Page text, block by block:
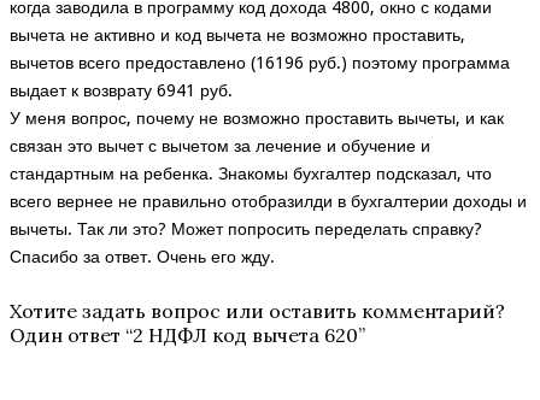
когда заводила в программу код дохода 4800, окно с кодами
вычета не активно и код вычета не возможно проставить,
вычетов всего предоставлено (16196 руб.) поэтому программа
выдает к возврату 6941 руб.
У меня вопрос, почему не возможно проставить вычеты, и как
связан это вычет с вычетом за лечение и обучение и
стандартным на ребенка. Знакомы бухгалтер подсказал, что
всего вернее не правильно отобразилди в бухгалтерии доходы и
вычеты. Так ли это? Может попросить переделать справку?
Спасибо за ответ. Очень его жду.
Хотите задать вопрос или оставить комментарий?
Один ответ “2 НДФЛ код вычета 620”